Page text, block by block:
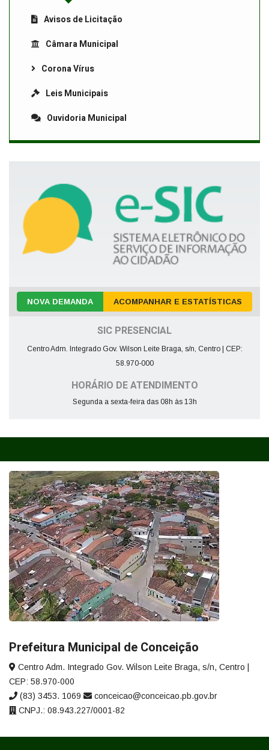
Avisos de Licitação
Câmara Municipal
Corona Vírus
Leis Municipais
Ouvidoria Municipal
NOVA DEMANDA ACOMPANHAR E ESTATÍSTICAS
SIC PRESENCIAL
Centro Adm. Integrado Gov. Wilson Leite Braga, s/n, Centro | CEP:
58.970-000
HORÁRIO DE ATENDIMENTO
Segunda a sexta-feira das 08h às 13h
Prefeitura Municipal de Conceição
Centro Adm. Integrado Gov. Wilson Leite Braga, s/n, Centro |
CEP: 58.970-000
(83) 3453. 1069
conceicao@conceicao.pb.gov.br
CNPJ.: 08.943.227/0001-82